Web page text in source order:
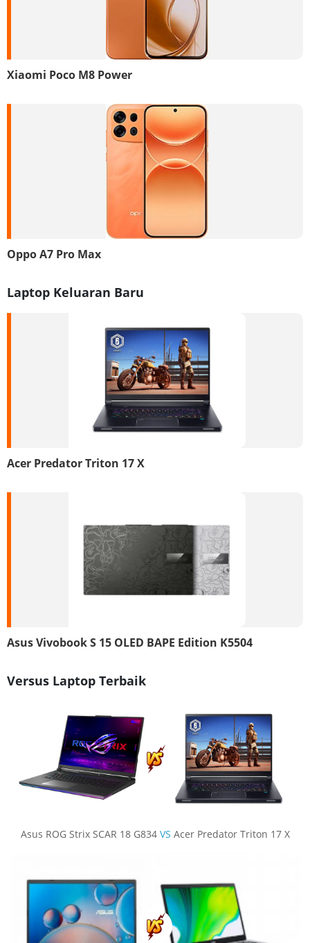
Xiaomi Poco M8 Power
Oppo A7 Pro Max
Laptop Keluaran Baru
Acer Predator Triton 17 X
Asus Vivobook S 15 OLED BAPE Edition K5504
Versus Laptop Terbaik
Asus ROG Strix SCAR 18 G834 VS Acer Predator Triton 17 X